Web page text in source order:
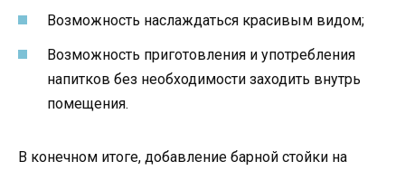
Возможность наслаждаться красивым видом;
Возможность приготовления и употребления
напитков без необходимости заходить внутрь
помещения.
В конечном итоге, добавление барной стойки на